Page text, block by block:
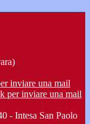
inviare una mail
per inviare una mail
- Intesa San Paolo